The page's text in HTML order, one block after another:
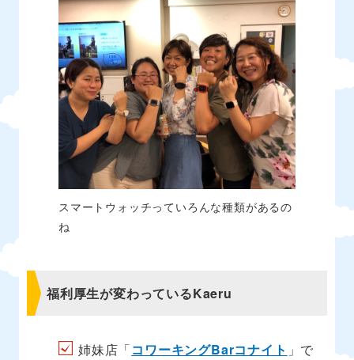
スマートウォッチっていろんな種類があるの
ね
福利厚生が変わっているKaeru
姉妹店「コワーキングBarコナイト 」で